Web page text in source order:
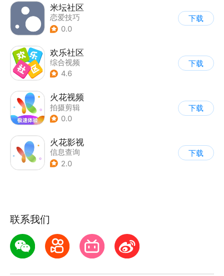
米坛社区
恋爱技巧
0.0
下载
欢乐社区
综合视频
4.6
下载
火花视频
拍摄剪辑
0.0
下载
火花影视
信息查询
2.0
下载
联系我们